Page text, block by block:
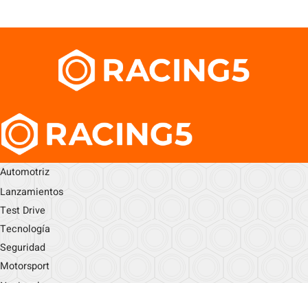
Automotriz
Lanzamientos
Test Drive
Tecnología
Seguridad
Motorsport